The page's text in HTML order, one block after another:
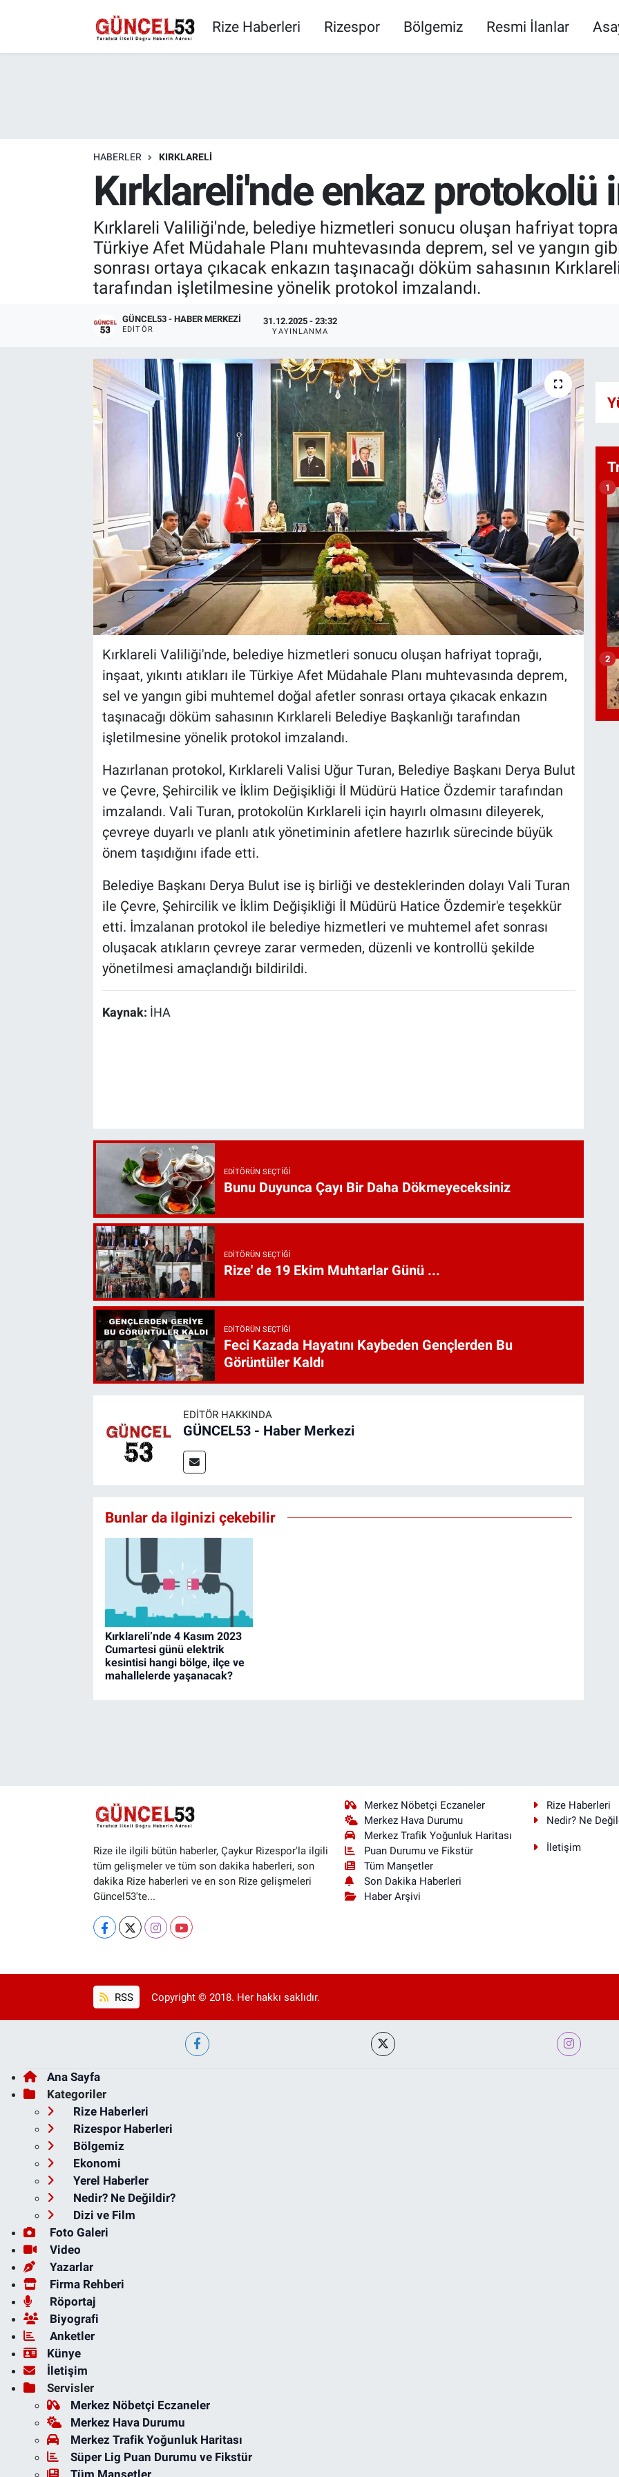
Rize Haberleri Rizespor Bölgemiz Resmi İlanlar
HABERLER KIRKLARELI
Kırklareli'nde enkaz protokolü
Kırklareli Valiliği'nde, belediye hizmetleri sonucu oluşan hafriyat
Türkiye Afet Müdahale Planı muhtevasında deprem, sel ve yangın
sonrası ortaya çıkacak enkazın taşınacağı döküm sahasının
tarafından işletilmesine yönelik protokol imzalandı.
GÜNCEL53 - HABER MERKEZI
EDITÖR
31.12.2025 - 23:32
YAYINLANMA
Kırklareli Valiliği'nde, belediye hizmetleri sonucu oluşan hafriyat toprağı,
inşaat, yıkıntı atıkları ile Türkiye Afet Müdahale Planı muhtevasında deprem,
sel ve yangın gibi muhtemel doğal afetler sonrası ortaya çıkacak enkazın
taşınacağı döküm sahasının Kırklareli Belediye Başkanlığı tarafından
işletilmesine yönelik protokol imzalandı.
Hazırlanan protokol, Kırklareli Valisi Uğur Turan, Belediye Başkanı Derya Bulut
ve Çevre, Şehircilik ve İklim Değişikliği İl Müdürü Hatice Özdemir tarafından
imzalandı. Vali Turan, protokolün Kırklareli için hayırlı olmasını dileyerek,
çevreye duyarlı ve planlı atık yönetiminin afetlere hazırlık sürecinde büyük
önem taşıdığını ifade etti.
Belediye Başkanı Derya Bulut ise iş birliği ve desteklerinden dolayı Vali Turan
ile Çevre, Şehircilik ve İklim Değişikliği İl Müdürü Hatice Özdemir'e teşekkür
etti. İmzalanan protokol ile belediye hizmetleri ve muhtemel afet sonrası
oluşacak atıkların çevreye zarar vermeden, düzenli ve kontrollü şekilde
yönetilmesi amaçlandığı bildirildi.
Kaynak: İHA
EDITÖRÜN SEÇTIĞI
Bunu Duyunca Çayı Bir Daha Dökmeyeceksiniz
EDITÖRÜN SEÇTIĞI
Rize' de 19 Ekim Muhtarlar Günü ...
EDITÖRÜN SEÇTIĞI
Feci Kazada Hayatını Kaybeden Gençlerden Bu
Görüntüler Kaldı
EDITÖR HAKKINDA
GÜNCEL53 - Haber Merkezi
Bunlar da ilginizi çekebilir
Kırklareli’nde 4 Kasım 2023
Cumartesi günü elektrik
kesintisi hangi bölge, ilçe ve
mahallelerde yaşanacak?
1
2
Rize ile ilgili bütün haberler, Çaykur Rizespor'la ilgili
tüm gelişmeler ve tüm son dakika haberleri, son
dakika Rize haberleri ve en son Rize gelişmeleri
Güncel53'te...
Merkez Nöbetçi Eczaneler
Merkez Hava Durumu
Merkez Trafik Yoğunluk Haritası
Puan Durumu ve Fikstür
Tüm Manşetler
Son Dakika Haberleri
Haber Arşivi
Rize Haberleri
Nedir? Ne
İletişim
RSS Copyright © 2018. Her hakkı saklıdır.
Ana Sayfa
Kategoriler
Rize Haberleri
Rizespor Haberleri
Bölgemiz
Ekonomi
Yerel Haberler
Nedir? Ne Değildir?
Dizi ve Film
Foto Galeri
Video
Yazarlar
Firma Rehberi
Röportaj
Biyografi
Anketler
Künye
İletişim
Servisler
Merkez Nöbetçi Eczaneler
Merkez Hava Durumu
Merkez Trafik Yoğunluk Haritası
Süper Lig Puan Durumu ve Fikstür
Tüm Manşetler